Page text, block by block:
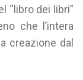
“libro dei libri”
che l’intera
creazione dal